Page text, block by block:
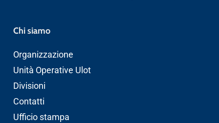
Chi siamo
Organizzazione
Unità Operative Ulot
Divisioni
Contatti
Ufficio stampa